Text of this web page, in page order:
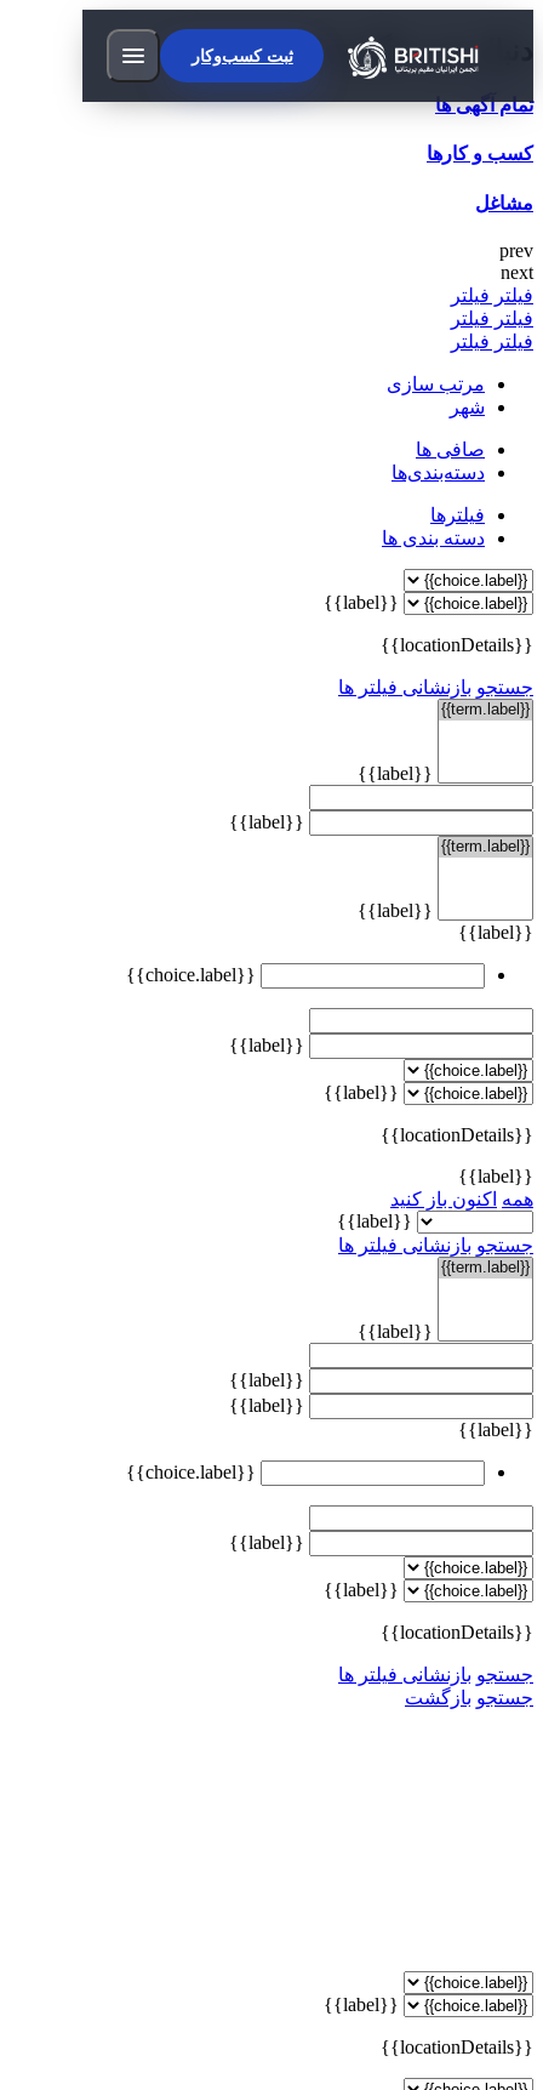
ثبت کسب‌وکار دنبال چی میگردی؟
تمام آگهی ها
کسب و کارها
مشاغل
prev
next
فیلتر فیلتر
فیلتر فیلتر
فیلتر فیلتر
مرتب سازی
شهر
صافی ها
دسته‌بندی‌ها
فیلترها
دسته بندی ها
{{label}}
{{locationDetails}}
جستجو بازنشانی فیلتر ها
{{label}}
{{label}}
{{label}}
{{label}}
{{choice.label}}
{{label}}
{{label}}
{{locationDetails}}
{{label}}
همه اکنون باز کنید
{{label}}
جستجو بازنشانی فیلتر ها
{{label}}
{{label}}
{{label}}
{{label}}
{{choice.label}}
{{label}}
{{label}}
{{locationDetails}}
جستجو بازنشانی فیلتر ها
جستجو بازگشت
{{label}}
{{locationDetails}}